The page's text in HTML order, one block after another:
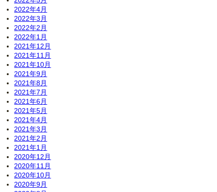
2022年4月
2022年3月
2022年2月
2022年1月
2021年12月
2021年11月
2021年10月
2021年9月
2021年8月
2021年7月
2021年6月
2021年5月
2021年4月
2021年3月
2021年2月
2021年1月
2020年12月
2020年11月
2020年10月
2020年9月